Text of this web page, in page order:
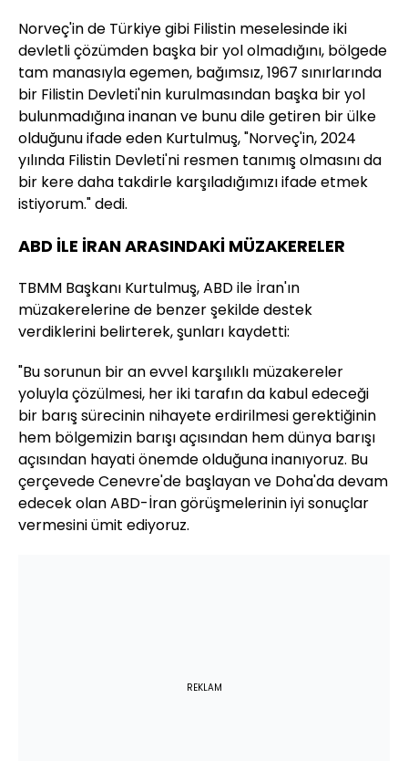
Norveç'in de Türkiye gibi Filistin meselesinde iki
devletli çözümden başka bir yol olmadığını, bölgede
tam manasıyla egemen, bağımsız, 1967 sınırlarında
bir Filistin Devleti'nin kurulmasından başka bir yol
bulunmadığına inanan ve bunu dile getiren bir ülke
olduğunu ifade eden Kurtulmuş, "Norveç'in, 2024
yılında Filistin Devleti'ni resmen tanımış olmasını da
bir kere daha takdirle karşıladığımızı ifade etmek
istiyorum." dedi.
ABD İLE İRAN ARASINDAKİ MÜZAKERELER
TBMM Başkanı Kurtulmuş, ABD ile İran'ın
müzakerelerine de benzer şekilde destek
verdiklerini belirterek, şunları kaydetti:
"Bu sorunun bir an evvel karşılıklı müzakereler
yoluyla çözülmesi, her iki tarafın da kabul edeceği
bir barış sürecinin nihayete erdirilmesi gerektiğinin
hem bölgemizin barışı açısından hem dünya barışı
açısından hayati önemde olduğuna inanıyoruz. Bu
çerçevede Cenevre'de başlayan ve Doha'da devam
edecek olan ABD-İran görüşmelerinin iyi sonuçlar
vermesini ümit ediyoruz.
REKLAM